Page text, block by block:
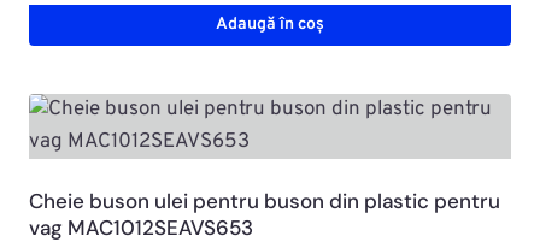
Adaugă în coș
Cheie buson ulei pentru buson din plastic pentru
vag MAC1012SEAVS653